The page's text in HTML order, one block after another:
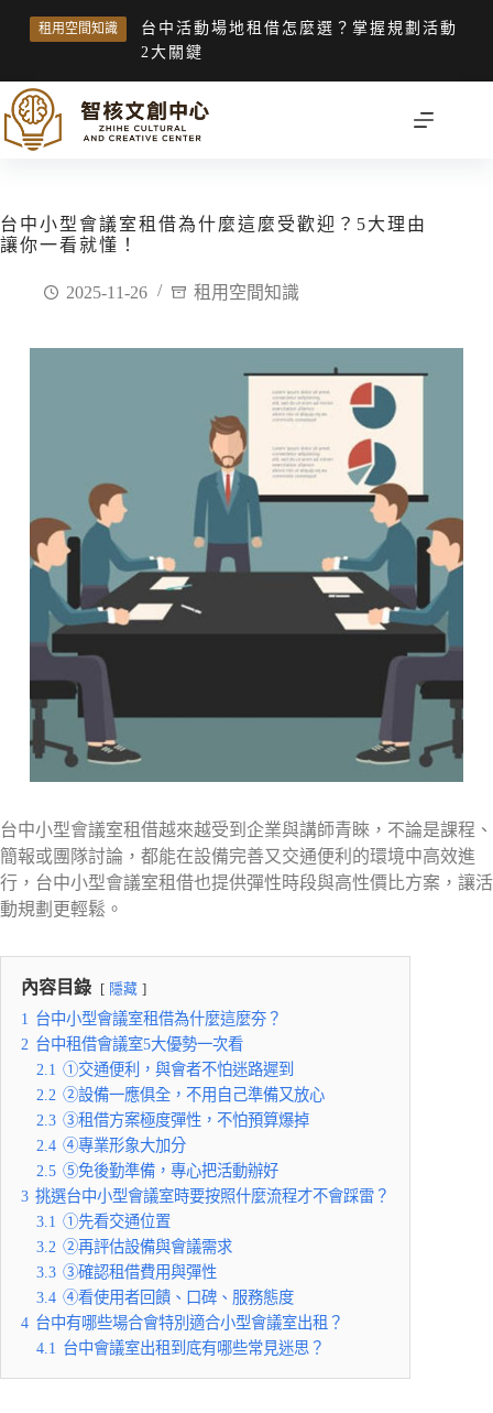
租用空間知識
台中活動場地租借怎麼選？掌握規劃活動
2大關鍵
台中小型會議室租借為什麼這麼受歡迎？5大理由
讓你一看就懂！
2025-11-26 租用空間知識
台中小型會議室租借越來越受到企業與講師青睞，不論是課程、
簡報或團隊討論，都能在設備完善又交通便利的環境中高效進
行，台中小型會議室租借也提供彈性時段與高性價比方案，讓活
動規劃更輕鬆。
內容目錄 隱藏
1 台中小型會議室租借為什麼這麼夯？
2 台中租借會議室5大優勢一次看
2.1 ①交通便利，與會者不怕迷路遲到
2.2 ②設備一應俱全，不用自己準備又放心
2.3 ③租借方案極度彈性，不怕預算爆掉
2.4 ④專業形象大加分
2.5 ⑤免後勤準備，專心把活動辦好
3 挑選台中小型會議室時要按照什麼流程才不會踩雷？
3.1 ①先看交通位置
3.2 ②再評估設備與會議需求
3.3 ③確認租借費用與彈性
3.4 ④看使用者回饋、口碑、服務態度
4 台中有哪些場合會特別適合小型會議室出租？
4.1 台中會議室出租到底有哪些常見迷思？